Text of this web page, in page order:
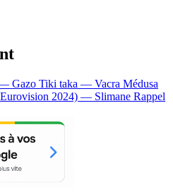
Gazo Tiki taka — Vacra Médusa
2024) — Slimane Rappel